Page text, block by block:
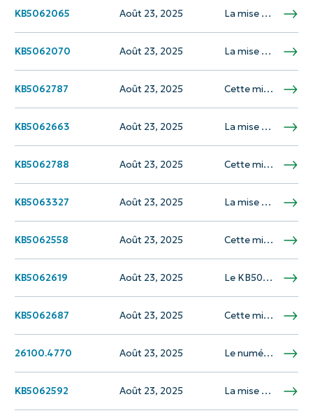
KB5062065 Août 23, 2025 La mise à jour du 8 juillet 2025 pour Windows Server 2008 R2 SP1 comprend une sécurité cumulative et des améliorations de fiabilité dans .NET Framework 4.8. Cette mise à jour est cumulative et contient toutes les améliorations de sécurité…
KB5062070 Août 23, 2025 La mise à jour du 8 juillet 2025 pour Windows 10, version 1809 et Windows Server 2019 comprend des améliorations de la sécurité et de la fiabilité cumulative dans .NET Framework 3.5 et 4.7.2. Cette mise à jour est cumulative…
KB5062787 Août 23, 2025 Cette mise à jour apporte des améliorations aux binaires de configuration de Windows ou à tout fichier que la configuration utilise pour les mises à jour des fonctionnalités dans Windows 10, version 1809 et Windows Server 2019. Il est également…
KB5062663 Août 23, 2025 La mise à jour KB5062663 est une mise à jour de prévisualisation pour Windows 11 version 23h2, prévue pour la sortie le 22 juillet 2025. Cette mise à jour résout les problèmes de non-sécurité et comprend des améliorations de qualité…
KB5062788 Août 23, 2025 Cette mise à jour apporte des améliorations aux binaires de configuration de Windows ou à tout fichier que la configuration utilise pour les mises à jour des fonctionnalités dans Windows 10, version 1507. Il aborde également le problème d'expiration du…
KB5063327 Août 23, 2025 La mise à jour .NET 9.0 (KB5063327) publiée le 08 juillet 2025, comprend des correctifs non à sécurité. Cette mise à jour actualise .net 9.0 avec les derniers packages et mises à niveau. Il supprimera toutes les mises à jour…
KB5062558 Août 23, 2025 Cette mise à jour de sécurité résout les vulnérabilités dans Internet Explorer. La mise à jour vise à améliorer la posture de sécurité des applications en corrigeant ces vulnérabilités. Plus précisément, il s'agit d'une mise à jour de sécurité cumulative…
KB5062619 Août 23, 2025 Le KB5062619 est une mise à jour de sécurité uniquement pour Windows Server 2008 R2. Il est prévu pour la sortie le 8 juillet 2025. La mise à jour vise à traiter les vulnérabilités de sécurité et à améliorer la…
KB5062687 Août 23, 2025 Cette mise à jour apporte des améliorations à Windows Recovery Environment (WINRE) dans Windows Server, version 23h2. Il aborde le problème d'expiration du certificat de démarrage sécurisé qui pourrait affecter la capacité de certains appareils à démarrer en toute sécurité…
26100.4770 Août 23, 2025 Le numéro KB fourni 26100.4770 correspond à un correctif Microsoft destiné à résoudre divers problèmes dans les produits Microsoft. Les détails spécifiques de l'objectif et des fonctionnalités du patch ne sont pas disponibles dans le contenu fourni. Le patch devrait…
KB5062592 Août 23, 2025 La mise à jour KB5062592 est un RALUP mensuel pour Windows Server 2012, prévue pour la sortie le 8 juillet 2025. Cette mise à jour comprend des modifications de durcissement de la sécurité au protocole Microsoft RPC Netlogon, améliorant la…